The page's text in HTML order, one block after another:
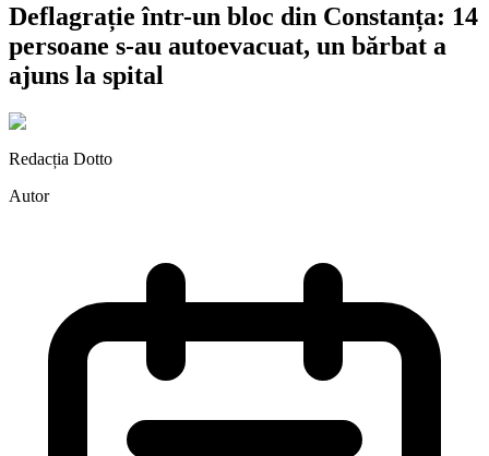
Deflagrație într-un bloc din Constanța: 14
persoane s-au autoevacuat, un bărbat a
ajuns la spital
Redacția Dotto
Autor